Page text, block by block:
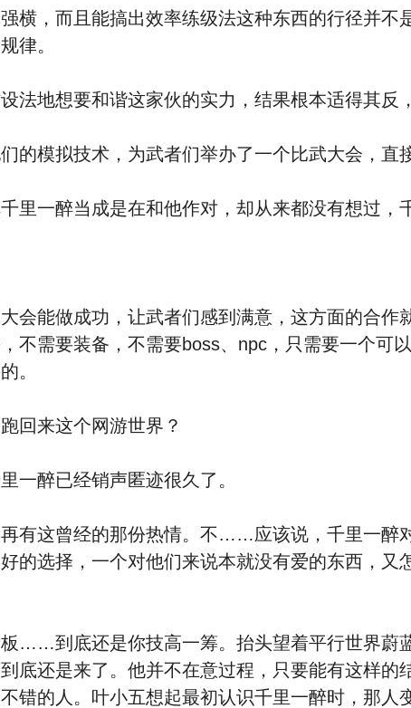
，而且能搞出效率练级法这种东西的行径并不
律。
地想要和谐这家伙的实力，结果根本适得其反
模拟技术，为武者们举办了一个比武大会，直
一醉当成是在和他作对，却从来都没有想过，
能做成功，让武者们感到满意，这方面的合作
不需要装备，不需要boss、npc，只需要一个可
。
回来这个网游世界？
醉已经销声匿迹很久了。
这曾经的那份热情。不……应该说，千里一醉
的选择，一个对他们来说本就没有爱的东西，
到底还是你技高一筹。抬头望着平行世界蔚
底还是来了。他并不在意过程，只要能有这样
错的人。叶小五想起最初认识千里一醉时，那人